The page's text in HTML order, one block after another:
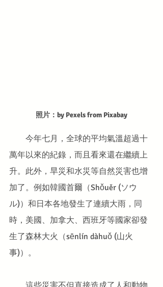
照片：by Pexels from Pixabay
今年七月，全球的平均氣溫超過十
萬年以來的紀錄，而且看來還在繼續上
升。此外，旱災和水災等自然災害也增
加了。例如韓國首爾（Shǒuěr (ソウ
ル)）和日本各地發生了連續大雨，同
時，美國、加拿大、西班牙等國家卻發
生了森林大火（sēnlín dàhuǒ (山火
事)）。